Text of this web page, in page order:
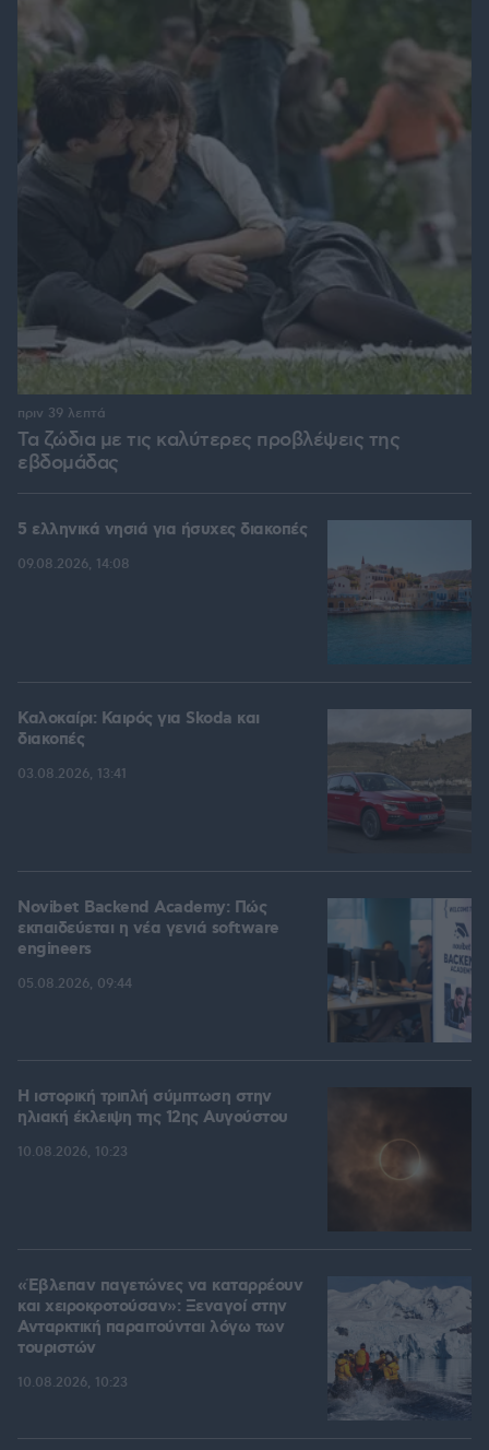
Τα ζώδια με τις καλύτερες προβλέψεις της
εβδομάδας
πριν 39 λεπτά
5 ελληνικά νησιά για ήσυχες διακοπές
09.08.2026, 14:08
Καλοκαίρι: Καιρός για Skoda και
διακοπές
03.08.2026, 13:41
Novibet Backend Academy: Πώς
εκπαιδεύεται η νέα γενιά software
engineers
05.08.2026, 09:44
Η ιστορική τριπλή σύμπτωση στην
ηλιακή έκλειψη της 12ης Αυγούστου
10.08.2026, 10:23
«Έβλεπαν παγετώνες να καταρρέουν
και χειροκροτούσαν»: Ξεναγοί στην
Ανταρκτική παραιτούνται λόγω των
τουριστών
10.08.2026, 10:23